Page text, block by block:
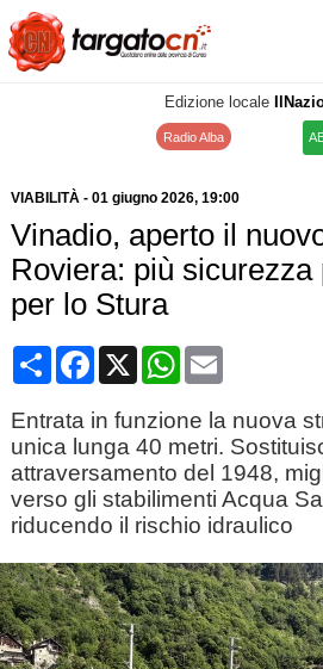
Edizione locale
Radio Alba
VIABILITÀ- 01 giugno 2026, 19:00
Vinadio, aperto il
Roviera: più
per lo Stura
CondividiFacebook
X WhatsApp
Email
Entrata in funzione la nuova
unica lunga 40 metri.
attraversamento del 1948,
verso gli stabilimenti Acqua
riducendo il rischio idraulico